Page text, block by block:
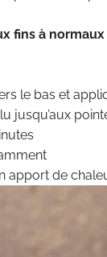
fins à normaux
le bas et
jusqu’aux
apport de